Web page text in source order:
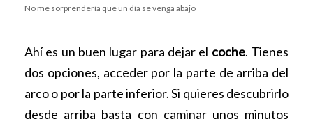
No me sorprendería que un día se venga abajo
Ahí es un buen lugar para dejar el coche. Tienes
dos opciones, acceder por la parte de arriba del
arco o por la parte inferior. Si quieres descubrirlo
desde arriba basta con caminar unos minutos